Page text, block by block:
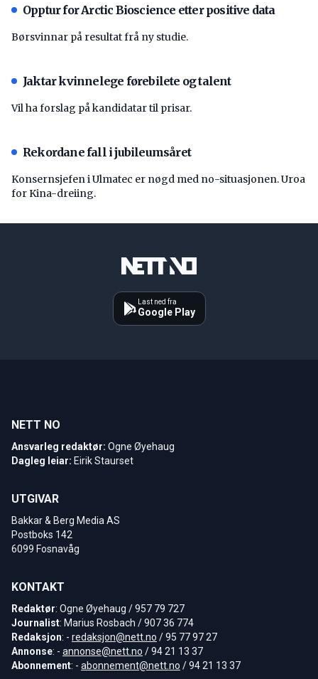
Opptur for Arctic Bioscience etter positive data
Børsvinnar på resultat frå ny studie.
Jaktar kvinnelege førebilete og talent
Vil ha forslag på kandidatar til prisar.
Rekordane fall i jubileumsåret
Konsernsjefen i Ulmatec er nøgd med no-situasjonen. Uroa
for Kina-dreiing.
Last ned fra
Google Play
NETT NO
Ansvarleg redaktør: Ogne Øyehaug
Dagleg leiar: Eirik Staurset
UTGIVAR
Bakkar & Berg Media AS
Postboks 142
6099 Fosnavåg
KONTAKT
Redaktør: Ogne Øyehaug / 957 79 727
Journalist: Marius Rosbach / 907 36 774
Redaksjon: - redaksjon@nett.no / 95 77 97 27
Annonse: - annonse@nett.no / 94 21 13 37
Abonnement: - abonnement@nett.no / 94 21 13 37